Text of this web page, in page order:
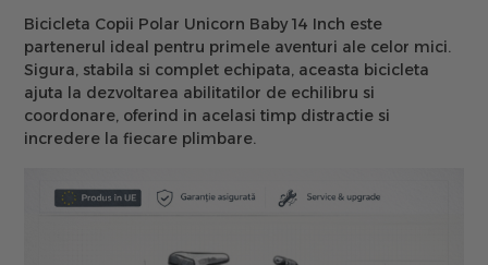
Bicicleta Copii Polar Unicorn Baby 14 Inch este
partenerul ideal pentru primele aventuri ale celor mici.
Sigura, stabila si complet echipata, aceasta bicicleta
ajuta la dezvoltarea abilitatilor de echilibru si
coordonare, oferind in acelasi timp distractie si
incredere la fiecare plimbare.